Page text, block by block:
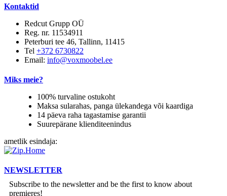
Kontaktid
Redcut Grupp OÜ
Reg. nr. 11534911
Peterburi tee 46, Tallinn, 11415
Tel +372 6730822
Email: info@voxmoobel.ee
Miks meie?
100% turvaline ostukoht
Maksa sularahas, panga ülekandega või kaardiga
14 päeva raha tagastamise garantii
Suurepärane klienditeenindus
ametlik esindaja:
NEWSLETTER
Subscribe to the newsletter and be the first to know about
premieres!